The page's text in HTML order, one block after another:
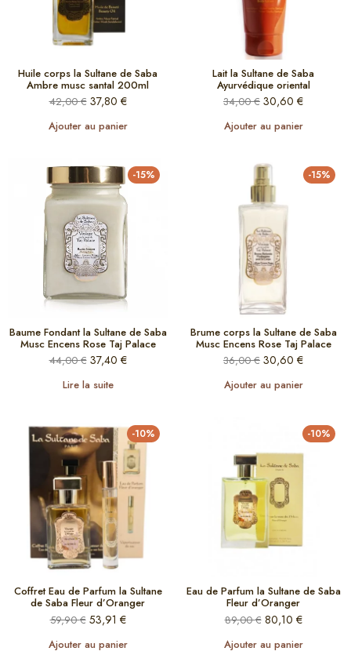
Huile corps la Sultane de Saba
Ambre musc santal 200ml
42,00€ 37,80 €
Ajouter au panier
Lait la Sultane de Saba
Ayurvédique oriental
34,00€ 30,60 €
Ajouter au panier
-15%
Baume Fondant la Sultane de Saba
Musc Encens Rose Taj Palace
44,00€ 37,40 €
Lire la suite
-15%
Brume corps la Sultane de Saba
Musc Encens Rose Taj Palace
36,00€ 30,60 €
Ajouter au panier
-10%
Coffret Eau de Parfum la Sultane
de Saba Fleur d’Oranger
59,90€ 53,91 €
Ajouter au panier
-10%
Eau de Parfum la Sultane de Saba
Fleur d’Oranger
89,00€ 80,10 €
Ajouter au panier